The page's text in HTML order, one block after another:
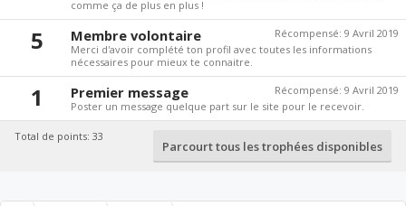
comme ça de plus en plus !
5 Récompensé: 9 Avril 2019
Membre volontaire
Merci d'avoir complété ton profil avec toutes les informations
nécessaires pour mieux te connaitre.
1 Récompensé: 9 Avril 2019
Premier message
Poster un message quelque part sur le site pour le recevoir.
Total de points: 33
Parcourt tous les trophées disponibles